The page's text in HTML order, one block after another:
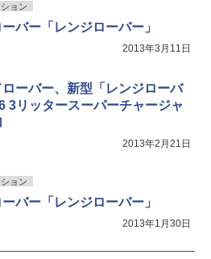
ョン
バー「レンジローバー」
2013年3月11日
ーバー、新型「レンジローバ
3リッタースーパーチャージャ
2013年2月21日
ョン
バー「レンジローバー」
2013年1月30日